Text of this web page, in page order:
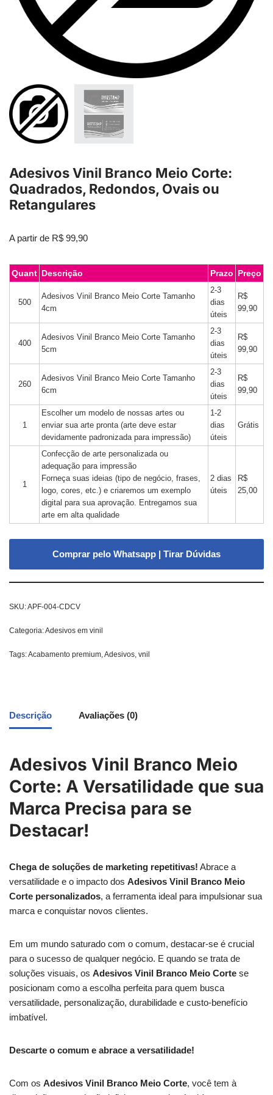
Adesivos Vinil Branco Meio Corte:
Quadrados, Redondos, Ovais ou
Retangulares
A partir de R$ 99,90
Quant Descrição Prazo Preço
500
Adesivos Vinil Branco Meio Corte Tamanho
4cm
2-3
dias
úteis
R$
99,90
400
Adesivos Vinil Branco Meio Corte Tamanho
5cm
2-3
dias
úteis
R$
99,90
260
Adesivos Vinil Branco Meio Corte Tamanho
6cm
2-3
dias
úteis
R$
99,90
1
Escolher um modelo de nossas artes ou
enviar sua arte pronta (arte deve estar
devidamente padronizada para impressão)
1-2
dias
úteis
Grátis
1
Confecção de arte personalizada ou
adequação para impressão
Forneça suas ideias (tipo de negócio, frases,
logo, cores, etc.) e criaremos um exemplo
digital para sua aprovação. Entregamos sua
arte em alta qualidade
2 dias
úteis
R$
25,00
Comprar pelo Whatsapp | Tirar Dúvidas
SKU:APF-004-CDCV
Categoria:Adesivos em vinil
Tags:Acabamento premium,Adesivos, vnil
Descrição Avaliações (0)
Adesivos Vinil Branco Meio
Corte: A Versatilidade que sua
Marca Precisa para se
Destacar!
Chega de soluções de marketing repetitivas! Abrace a
versatilidade e o impacto dos Adesivos Vinil Branco Meio
Corte personalizados, a ferramenta ideal para impulsionar sua
marca e conquistar novos clientes.
Em um mundo saturado com o comum, destacar-se é crucial
para o sucesso de qualquer negócio. E quando se trata de
soluções visuais, os Adesivos Vinil Branco Meio Corte se
posicionam como a escolha perfeita para quem busca
versatilidade, personalização, durabilidade e custo-benefício
imbatível.
Descarte o comum e abrace a versatilidade!
Com os Adesivos Vinil Branco Meio Corte, você tem à